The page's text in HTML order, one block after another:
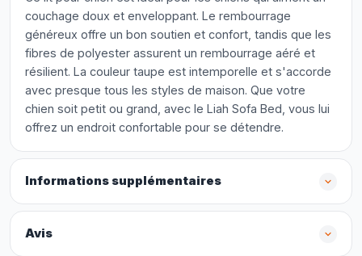
couchage doux et enveloppant. Le rembourrage
généreux offre un bon soutien et confort, tandis que les
fibres de polyester assurent un rembourrage aéré et
résilient. La couleur taupe est intemporelle et s'accorde
avec presque tous les styles de maison. Que votre
chien soit petit ou grand, avec le Liah Sofa Bed, vous lui
offrez un endroit confortable pour se détendre.
Informations supplémentaires
Avis